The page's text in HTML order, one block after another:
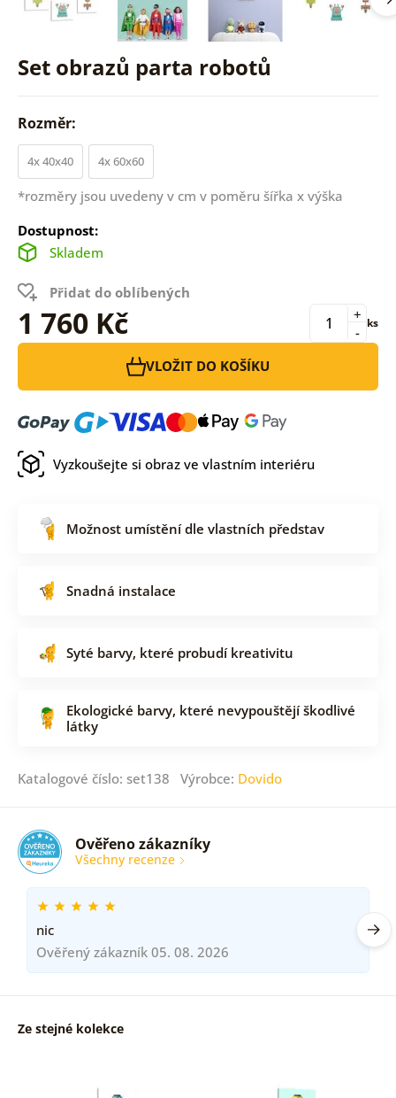
Set obrazů parta robotů
Rozměr:
4x 40x40 4x 60x60
*rozměry jsou uvedeny v cm v poměru šířka x výška
Dostupnost:
Skladem
Přidat do oblíbených
1 760 Kč -
+ ks
VLOŽIT DO KOŠÍKU
Vyzkoušejte si obraz ve vlastním interiéru
Možnost umístění dle vlastních představ
Snadná instalace
Syté barvy, které probudí kreativitu
Ekologické barvy, které nevypouštějí škodlivé
látky
Katalogové číslo: set138 Výrobce: Dovido
Ověřeno zákazníky
Všechny recenze
nic
Ověřený zákazník 05. 08. 2026
Ze stejné kolekce